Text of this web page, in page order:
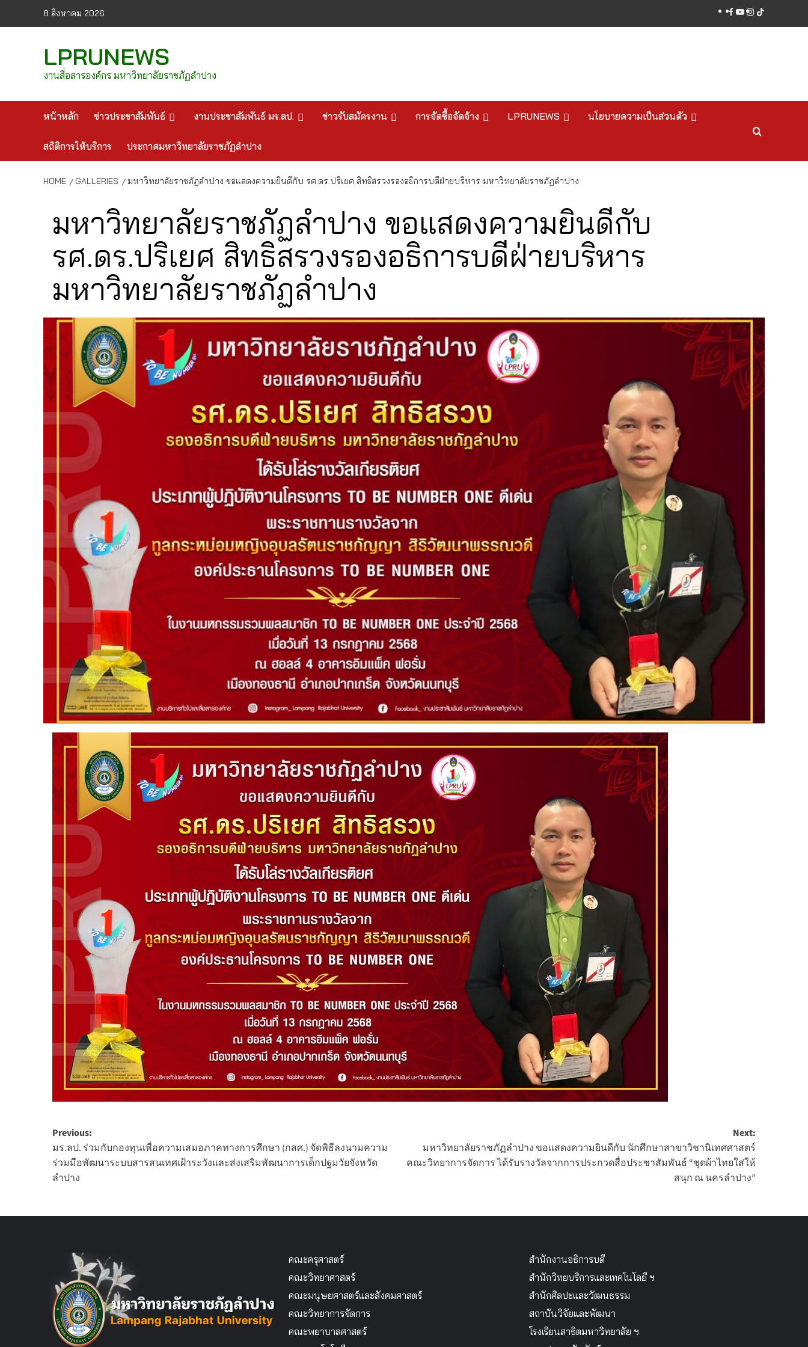
8 สิงหาคม 2026 facebook
youtube
instagram
tiktok
LPRUNEWS
งานสื่อสารองค์กร มหาวิทยาลัยราชภัฏลำปาง
หน้าหลัก ข่าวประชาสัมพันธ์ งานประชาสัมพันธ์ มร.ลป. ข่าวรับสมัครงาน การจัดซื้อจัดจ้าง LPRUNEWS นโยบายความเป็นส่วนตัว
สถิติการให้บริการ ประกาศมหาวิทยาลัยราชภัฏลำปาง
HOME GALLERIES มหาวิทยาลัยราชภัฏลำปาง ขอแสดงความยินดีกับ รศ.ดร.ปริเยศ สิทธิสรวงรองอธิการบดีฝ่ายบริหาร มหาวิทยาลัยราชภัฏลำปาง
มหาวิทยาลัยราชภัฏลำปาง ขอแสดงความยินดีกับ
รศ.ดร.ปริเยศ สิทธิสรวงรองอธิการบดีฝ่ายบริหาร
มหาวิทยาลัยราชภัฏลำปาง
Post
navigation
Previous:
มร.ลป. ร่วมกับกองทุนเพื่อความเสมอภาคทางการศึกษา (กสศ.) จัดพิธีลงนามความ
ร่วมมือพัฒนาระบบสารสนเทศเฝ้าระวังและส่งเสริมพัฒนาการเด็กปฐมวัยจังหวัด
ลำปาง
Next:
มหาวิทยาลัยราชภัฏลำปาง ขอเเสดงความยินดีกับ นักศึกษาสาขาวิชานิเทศศาสตร์
คณะวิทยาการจัดการ ได้รับรางวัลจากการประกวดสื่อประชาสัมพันธ์ “ชุดผ้าไทยใส่ให้
สนุก ณ นครลําปาง”
คณะครุศาสตร์
คณะวิทยาศาสตร์
คณะมนุษยศาสตร์และสังคมศาสตร์
คณะวิทยาการจัดการ
คณะพยาบาลศาสตร์
สำนักงานอธิการบดี
สำนักวิทยบริการและเทคโนโลยี ฯ
สำนักศิลปะและวัฒนธรรม
สถาบันวิจัยและพัฒนา
โรงเรียนสาธิตมหาวิทยาลัย ฯ